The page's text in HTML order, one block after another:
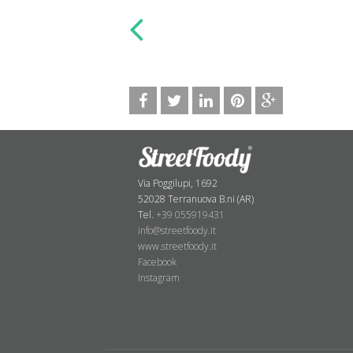
Via Poggilupi, 1692
52028 Terranuova B.ni (AR)
Tel. +39 055919431
info@streetfoody.it
www.streetfoody.it
Facebook
​Instagram